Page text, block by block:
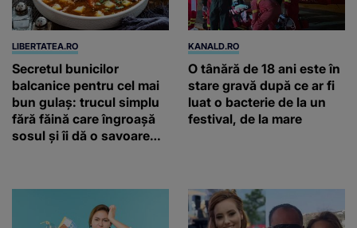
LIBERTATEA.RO
Secretul bunicilor
balcanice pentru cel mai
bun gulaș: trucul simplu
fără făină care îngroașă
sosul și îi dă o savoare
KANALD.RO
O tânără de 18 ani este în
stare gravă după ce ar fi
luat o bacterie de la un
festival, de la mare